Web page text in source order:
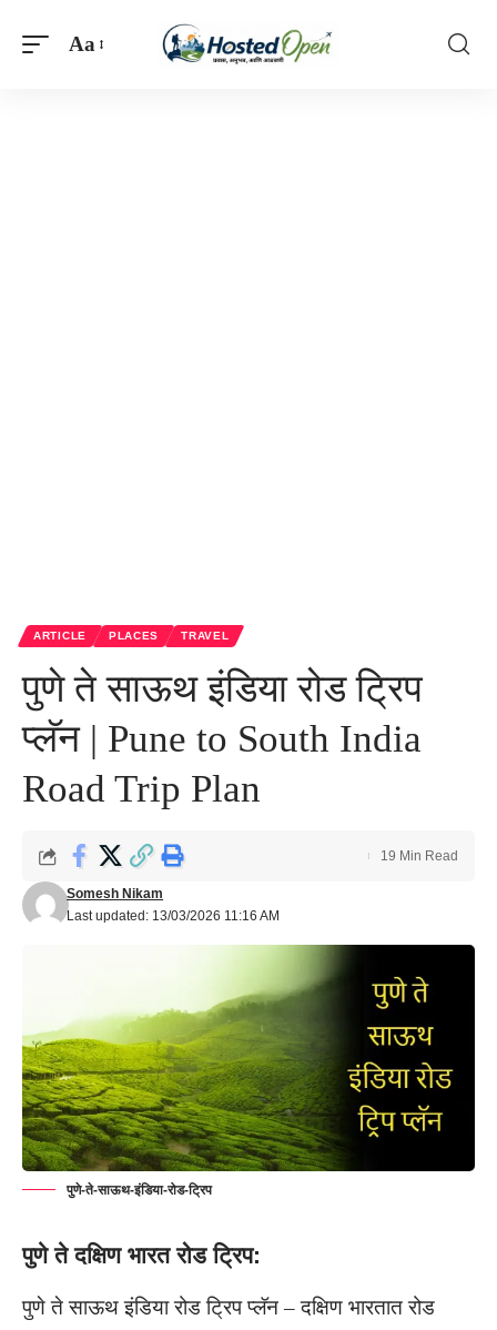
Aa
ARTICLE PLACES TRAVEL
पुणे ते साऊथ इंडिया रोड ट्रिप
प्लॅन | Pune to South India
Road Trip Plan
Last updated: 13/03/2026 11:16 AM
Somesh Nikam
19 Min Read
पुणे-ते-साऊथ-इंडिया-रोड-ट्रिप
पुणे ते दक्षिण भारत रोड ट्रिप:
पुणे ते साऊथ इंडिया रोड ट्रिप प्लॅन – दक्षिण भारतात रोड